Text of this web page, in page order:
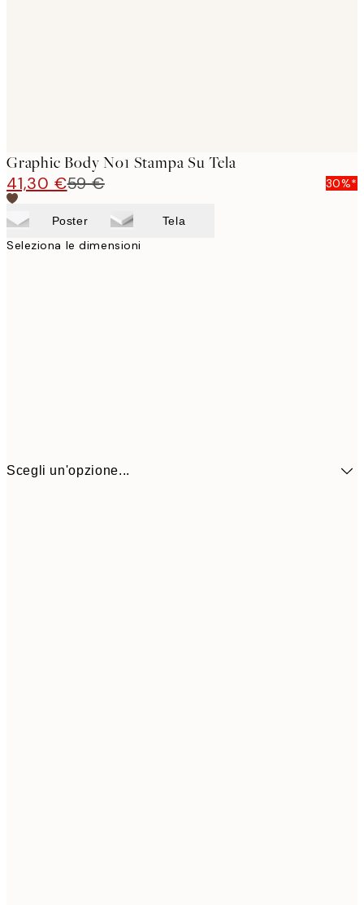
Graphic Body No1 Stampa Su Tela
41,30 €59 € 30%*
Poster Tela
Seleziona le dimensioni
Scegli un'opzione...